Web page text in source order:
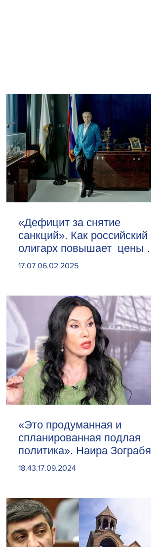
«Дефицит за снятие
санкций». Как российский
олигарх повышает цены на
сливочное масло
17.07 06.02.2025
«Это продуманная и
спланированная подлая
политика». Наира Зограбян
18.43.17.09.2024